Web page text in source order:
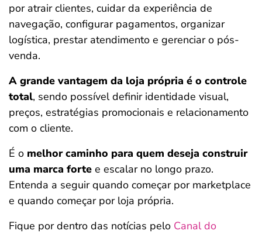
por atrair clientes, cuidar da experiência de
navegação, configurar pagamentos, organizar
logística, prestar atendimento e gerenciar o pós-
venda.
A grande vantagem da loja própria é o controle
total, sendo possível definir identidade visual,
preços, estratégias promocionais e relacionamento
com o cliente.
É o melhor caminho para quem deseja construir
uma marca forte e escalar no longo prazo.
Entenda a seguir quando começar por marketplace
e quando começar por loja própria.
Fique por dentro das notícias pelo Canal do